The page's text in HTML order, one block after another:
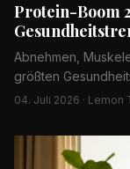
Protein-Boom
Abnehmen,
größten
Blick auf den Trend.
04. Juli 2026 · Lemon